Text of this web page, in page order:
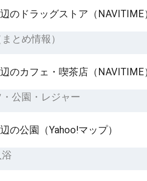
のドラッグストア（NAVITIME
とめ情報）
のカフェ・喫茶店（NAVITIME
公園・レジャー
の公園（Yahoo!マップ）